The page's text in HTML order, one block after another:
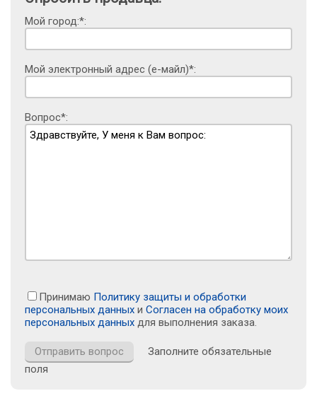
Мой город:*:
Мой электронный адрес (е-майл)*:
Вопрос*:
Принимаю Политику защиты и обработки
персональных данных и Согласен на обработку моих
персональных данных для выполнения заказа.
Заполните обязательные
поля